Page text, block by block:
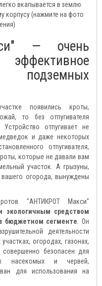
вкапывается в землю
корпусу (нажмите на фото
— очень
появились кроты,
то без отпугивателя
отпугивает не
и даже некоторых
отпугивателя,
которые не давали вам
участок. А грызуны,
огорода, вынуждены
"АНТИКРОТ Макси"
средством
бюджетном сегменте. Он
деятельности
огородах, газонах,
безопасен для
насекомых и червей,
для использования на